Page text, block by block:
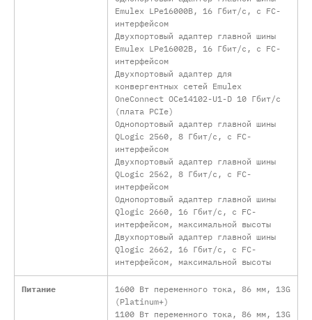
Emulex LPe16000B, 16 Гбит/с, с FC-
интерфейсом
Двухпортовый адаптер главной шины
Emulex LPe16002B, 16 Гбит/с, с FC-
интерфейсом
Двухпортовый адаптер для
конвергентных сетей Emulex
OneConnect OCe14102-U1-D 10 Гбит/с
(плата PCIe)
Однопортовый адаптер главной шины
QLogic 2560, 8 Гбит/с, с FC-
интерфейсом
Двухпортовый адаптер главной шины
QLogic 2562, 8 Гбит/с, с FC-
интерфейсом
Однопортовый адаптер главной шины
Qlogic 2660, 16 Гбит/с, с FC-
интерфейсом, максимальной высоты
Двухпортовый адаптер главной шины
Qlogic 2662, 16 Гбит/с, с FC-
интерфейсом, максимальной высоты
Питание
1600 Вт переменного тока, 86 мм, 13G
(Platinum+)
1100 Вт переменного тока, 86 мм, 13G